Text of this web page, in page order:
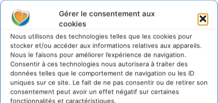
Gérer le consentement aux
cookies
Nous utilisons des technologies telles que les cookies pour
stocker et/ou accéder aux informations relatives aux appareils.
Nous le faisons pour améliorer l’expérience de navigation.
Consentir à ces technologies nous autorisera à traiter des
données telles que le comportement de navigation ou les ID
uniques sur ce site. Le fait de ne pas consentir ou de retirer son
consentement peut avoir un effet négatif sur certaines
fonctionnalités et caractéristiques.
européenne il y a 25 ans, elles sont en bas de la fourchette
europénne aujourd’hui. »
« Il n’en demeure pas moins que
ces calculs seraient totalement caducs en cas d’accident
majeur se traduisant par une émission massive de
radioactivité, comme l’ont montré Tchernobyl et Fukushima »
poursuit Sylvestre Huet.« En revanche, un accident de type
Three Miles Island (fusion du coeur mais pas d’émission
massive) ne les mettrait pas en cause dans leur ordre de